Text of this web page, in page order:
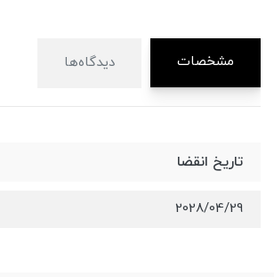
مشخصات دیدگاه‌ها
تاریخ انقضا
2028/04/29